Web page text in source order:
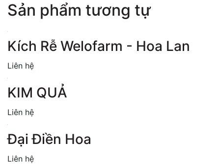
Sản phẩm tương tự
Kích Rễ Welofarm - Hoa Lan
Liên hệ
KIM QUẢ
Liên hệ
Đại Điền Hoa
Liên hệ